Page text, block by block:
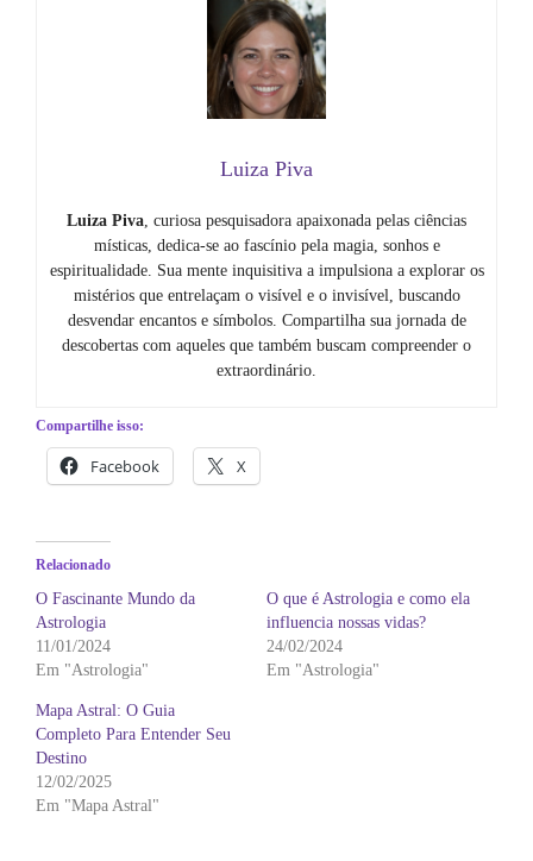
Luiza Piva
Luiza Piva , curiosa pesquisadora apaixonada pelas ciências
místicas, dedica-se ao fascínio pela magia, sonhos e
espiritualidade. Sua mente inquisitiva a impulsiona a explorar os
mistérios que entrelaçam o visível e o invisível, buscando
desvendar encantos e símbolos. Compartilha sua jornada de
descobertas com aqueles que também buscam compreender o
extraordinário.
Compartilhe isso:
Facebook X
Relacionado
O Fascinante Mundo da
Astrologia
11/01/2024
Em "Astrologia"
O que é Astrologia e como ela
influencia nossas vidas?
24/02/2024
Em "Astrologia"
Mapa Astral: O Guia
Completo Para Entender Seu
Destino
12/02/2025
Em "Mapa Astral"